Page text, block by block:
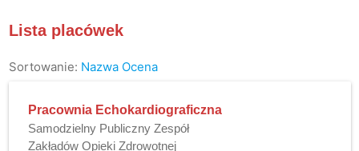
Lista placówek
Sortowanie: Nazwa Ocena
Pracownia Echokardiograficzna
Samodzielny Publiczny Zespół
Zakładów Opieki Zdrowotnej